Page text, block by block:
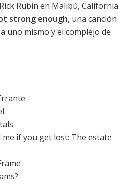
Rubin en Malibú, California.
strong enough, una canción
uno mismo y el complejo de
me if you get lost: The estate